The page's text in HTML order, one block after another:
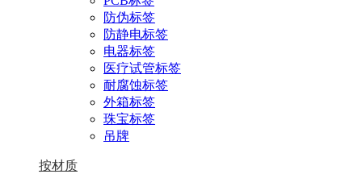
防伪标签
防静电标签
电器标签
医疗试管标签
耐腐蚀标签
外箱标签
珠宝标签
吊牌
按材质